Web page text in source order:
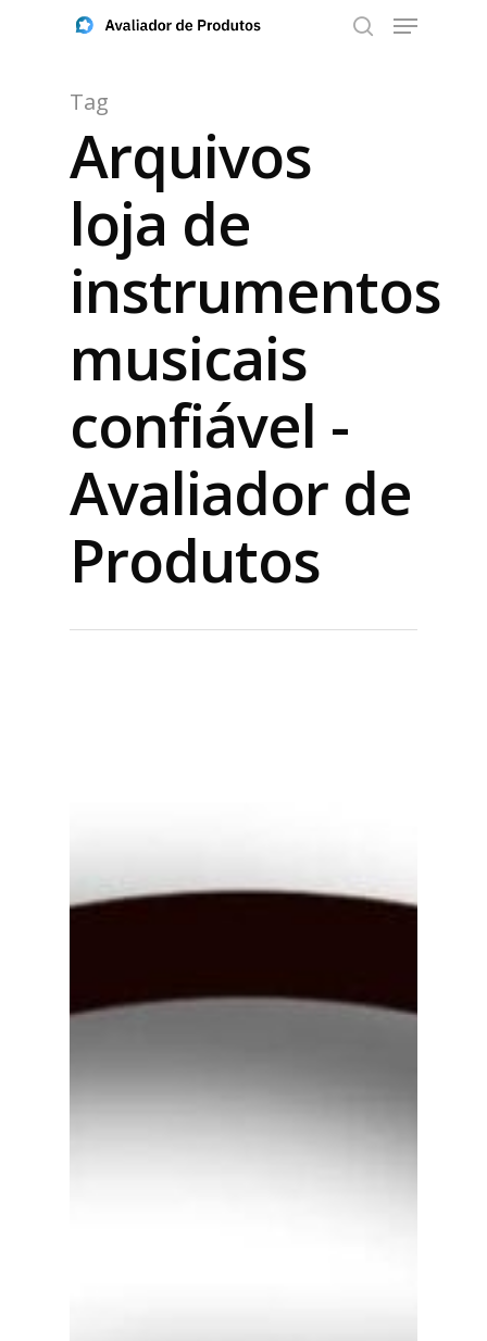
Aperte ENTER para buscar ou ESC para fechar
Tag
Arquivos
loja de
instrumentos
musicais
confiável -
Avaliador de
Produtos